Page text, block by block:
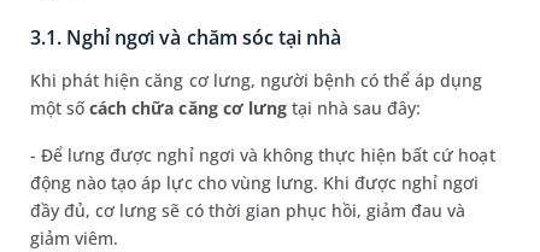
3.1. Nghỉ ngơi và chăm sóc tại nhà
Khi phát hiện căng cơ lưng, người bệnh có thể áp dụng
một sốcách chữa căng cơ lưng tại nhà sau đây:
- Để lưng được nghỉ ngơi và không thực hiện bất cứ hoạt
động nào tạo áp lực cho vùng lưng. Khi được nghỉ ngơi
đầy đủ, cơ lưng sẽ có thời gian phục hồi, giảm đau và
giảm viêm.